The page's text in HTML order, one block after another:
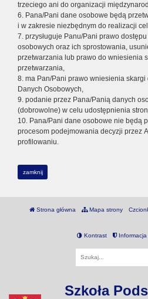
trzeciego ani do organizacji
6. Pana/Pani dane osobowe będą
i w zakresie niezbędnym do realizacji
7. przysługuje Panu/Pani prawo
osobowych oraz ich sprostowania,
przetwarzania lub prawo do wniesienia
przetwarzania,
8. ma Pan/Pani prawo wniesienia
Danych Osobowych,
9. podanie przez Pana/Panią danych
(dobrowolne) w celu udostępnienia
10. Pana/Pani dane osobowe nie będą
procesom podejmowania decyzji przez
profilowaniu.
zamknij
Strona główna Mapa strony
Kontrast Informacja
Szkoła